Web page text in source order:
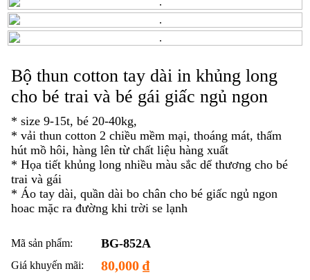
Bộ thun cotton tay dài in khủng long
cho bé trai và bé gái giấc ngủ ngon
* size 9-15t, bé 20-40kg,
* vải thun cotton 2 chiều mềm mại, thoáng mát, thấm
hút mồ hôi, hàng lên từ chất liệu hàng xuất
* Họa tiết khủng long nhiều màu sắc dể thương cho bé
trai và gái
* Áo tay dài, quần dài bo chân cho bé giấc ngủ ngon
hoac mặc ra đường khi trời se lạnh
Mã sản phẩm: BG-852A
Giá khuyến mãi: 80,000 ₫